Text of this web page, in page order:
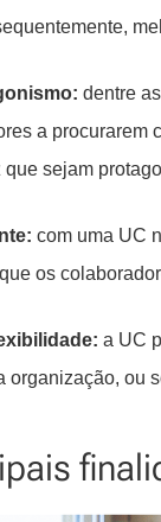
dentre
a procurarem
sejam
com uma UC
os
a UC
organização, ou